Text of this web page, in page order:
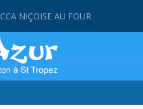
NIÇOISE AU FOUR